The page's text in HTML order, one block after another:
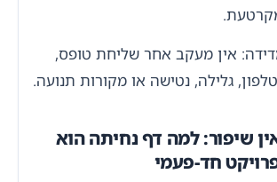
אין מעקב אחר שליחת טופס,
גלילה, נטישה או מקורות תנועה.
שיפור: למה דף נחיתה הוא
חד-פעמי